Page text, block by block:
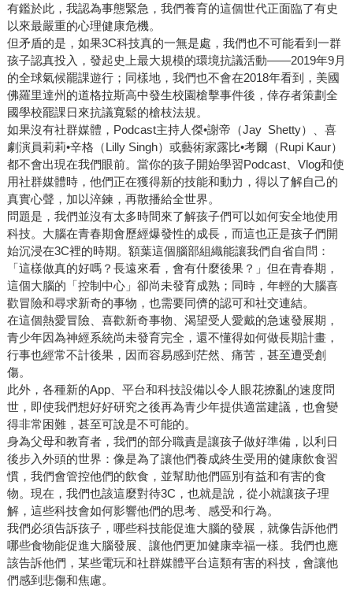
有鑑於此，我認為事態緊急，我們養育的這個世代正面臨了有史
以來最嚴重的心理健康危機。
但矛盾的是，如果3C科技真的一無是處，我們也不可能看到一群
孩子認真投入，發起史上最大規模的環境抗議活動——2019年9月
的全球氣候罷課遊行；同樣地，我們也不會在2018年看到，美國
佛羅里達州的道格拉斯高中發生校園槍擊事件後，倖存者策劃全
國學校罷課日來抗議寬鬆的槍枝法規。
如果沒有社群媒體，Podcast主持人傑•謝帝（Jay Shetty）、喜
劇演員莉莉•辛格（Lilly Singh）或藝術家露比•考爾（Rupi Kaur）
都不會出現在我們眼前。當你的孩子開始學習Podcast、Vlog和使
用社群媒體時，他們正在獲得新的技能和動力，得以了解自己的
真實心聲，加以淬鍊，再散播給全世界。
問題是，我們並沒有太多時間來了解孩子們可以如何安全地使用
科技。大腦在青春期會歷經爆發性的成長，而這也正是孩子們開
始沉浸在3C裡的時期。額葉這個腦部組織能讓我們自省自問：
「這樣做真的好嗎？長遠來看，會有什麼後果？」但在青春期，
這個大腦的「控制中心」卻尚未發育成熟；同時，年輕的大腦喜
歡冒險和尋求新奇的事物，也需要同儕的認可和社交連結。
在這個熱愛冒險、喜歡新奇事物、渴望受人愛戴的急速發展期，
青少年因為神經系統尚未發育完全，還不懂得如何做長期計畫，
行事也經常不計後果，因而容易感到茫然、痛苦，甚至遭受創
傷。
此外，各種新的App、平台和科技設備以令人眼花撩亂的速度問
世，即使我們想好好研究之後再為青少年提供適當建議，也會變
得非常困難，甚至可說是不可能的。
身為父母和教育者，我們的部分職責是讓孩子做好準備，以利日
後步入外頭的世界：像是為了讓他們養成終生受用的健康飲食習
慣，我們會管控他們的飲食，並幫助他們區別有益和有害的食
物。現在，我們也該這麼對待3C，也就是說，從小就讓孩子理
解，這些科技會如何影響他們的思考、感受和行為。
我們必須告訴孩子，哪些科技能促進大腦的發展，就像告訴他們
哪些食物能促進大腦發展、讓他們更加健康幸福一樣。我們也應
該告訴他們，某些電玩和社群媒體平台這類有害的科技，會讓他
們感到悲傷和焦慮。